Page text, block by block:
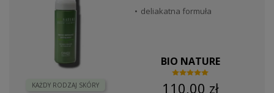
KAŻDY RODZAJ SKÓRY
deliakatna formuła
BIO NATURE
110,00 zł